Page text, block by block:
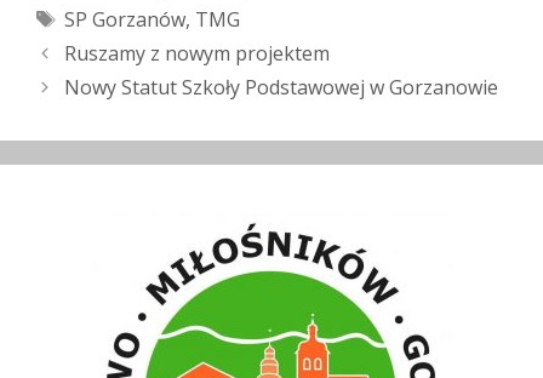
Tagi
SP Gorzanów, TMG
Zobacz
wpisy
Ruszamy z nowym projektem
Nowy Statut Szkoły Podstawowej w Gorzanowie